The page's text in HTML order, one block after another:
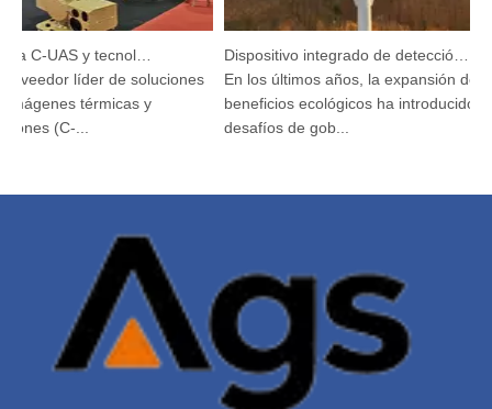
Argustec destaca C-UAS y tecnología térmica de vanguardia en KL
líder de soluciones
térmicas y
(C-...
Dispositivo integrado de detección y seguimiento HP-PRS: una visión panorámica para la protección de las aves
En los últimos años, la expansión de los
beneficios ecológicos ha introducido
desafíos de gob...